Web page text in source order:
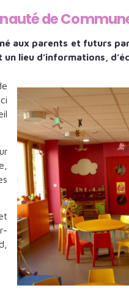
de
aux parents et futurs
lieu d’informations,